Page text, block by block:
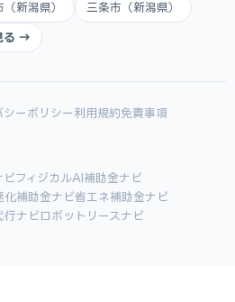
（新潟県） 三条市（新潟県）
る →
シーポリシー 利用規約免責事項
ビ フィジカルAI補助金ナビ
化補助金ナビ省エネ補助金ナビ
行ナビ ロボットリースナビ